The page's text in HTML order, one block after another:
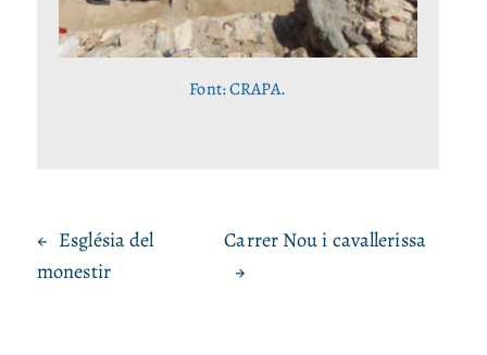
Font: CRAPA.
← Església del
monestir
Carrer Nou i cavallerissa
→